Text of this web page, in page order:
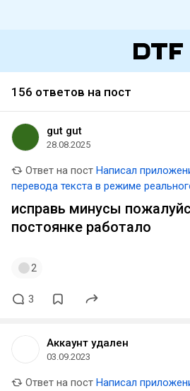
156 ответов на пост
gut gut
28.08.2025
Ответ на пост Написал
перевода текста в режиме
исправь минусы
постоянке работало
2
3
Аккаунт удален
03.09.2023
Ответ на пост Написал